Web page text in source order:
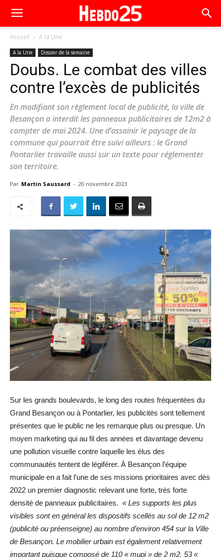
Accueil A la Une
A la Une Dossier de la semaine
Doubs. Le combat des villes
contre l’excès de publicités
En modifiant son règlement local de publicité, la ville de
Besançon a interdit les panneaux publicitaires de 12m2 à
compter de mai 2024. Une d’assainir le paysage de la
commune qui pourrait être suivi ailleurs : le Grand
Pontarlier travaille aussi sur un texte pour réglementer
son territoire.
Par Martin Saussard - 20 novembre 2023
Sur les grands boulevards, le long des routes fréquentées du
Grand Besançon ou à Pontarlier, les publicités sont tellement
présentes que le public ne les remarque plus ou presque. Un
moyen marketing qui au fil des années et davantage devenu
une pollution visuelle contre laquelle les élus des
communautés tentent de légiférer. À Besançon l’équipe
municipale en a fait l’une de ses missions prioritaires avec dès
2022 un premier diagnostic relevant une forte, très forte
densité de panneaux publicitaires. « Les supports les plus
visibles sont en général les dispositifs scellés au sol de 12 m2
(publicité ou préenseigne) au nombre d’environ 454 sur la Ville
de Besançon. Le mobilier urbain est également relativement
important puisque composé de 110 « mupi » de 2 m2, 53 «